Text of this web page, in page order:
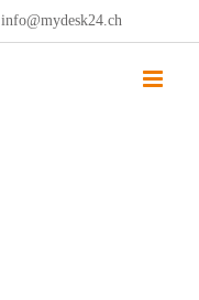
info@mydesk24.ch